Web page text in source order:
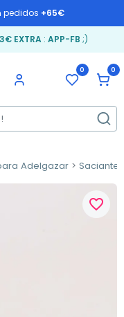
pedidos +65€
EXTRA: APP-FB ;)
0 0
Adelgazar Saciantes
favorite_border